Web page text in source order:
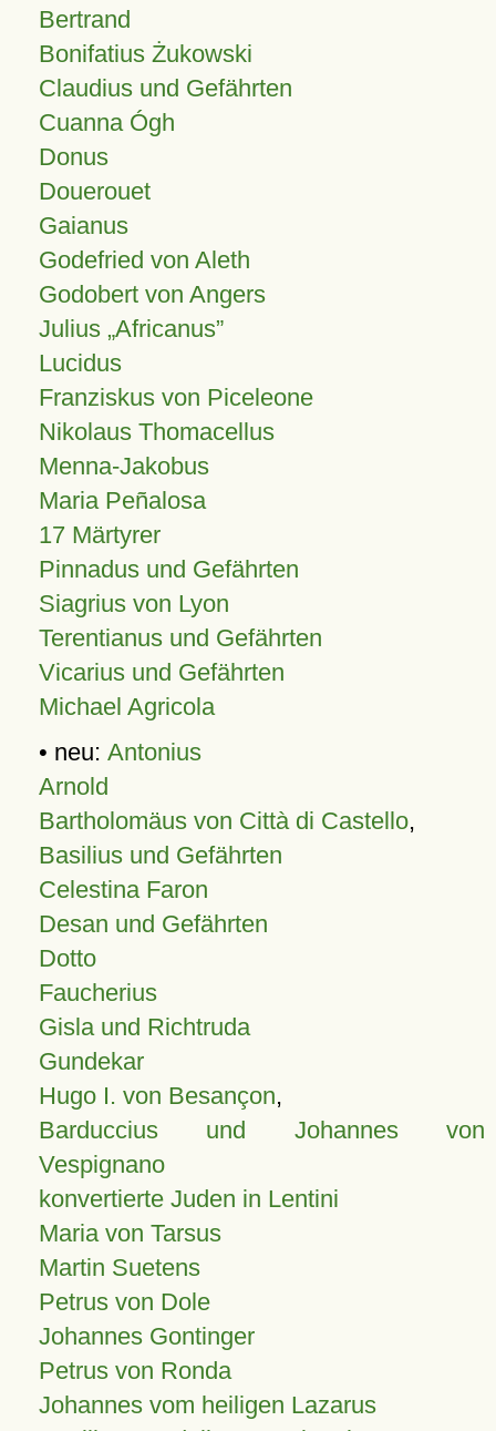
Bertrand
Bonifatius Żukowski
Claudius und Gefährten
Cuanna Ógh
Donus
Douerouet
Gaianus
Godefried von Aleth
Godobert von Angers
Julius Africanus
Lucidus
Franziskus von Piceleone
Nikolaus Thomacellus
Menna-Jakobus
Maria Peñalosa
17 Märtyrer
Pinnadus und Gefährten
Siagrius von Lyon
Terentianus und Gefährten
Vicarius und Gefährten
Michael Agricola
• neu: Antonius
Arnold
Bartholomäus von Città di Castello,
Basilius und Gefährten
Celestina Faron
Desan und Gefährten
Dotto
Faucherius
Gisla und Richtruda
Gundekar
Hugo I. von Besançon,
Barduccius und Johannes von
Vespignano
konvertierte Juden in Lentini
Maria von Tarsus
Martin Suetens
Petrus von Dole
Johannes Gontinger
Petrus von Ronda
Johannes vom heiligen Lazarus